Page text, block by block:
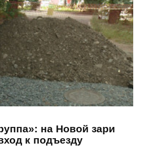
на Новой зари
к подъезду